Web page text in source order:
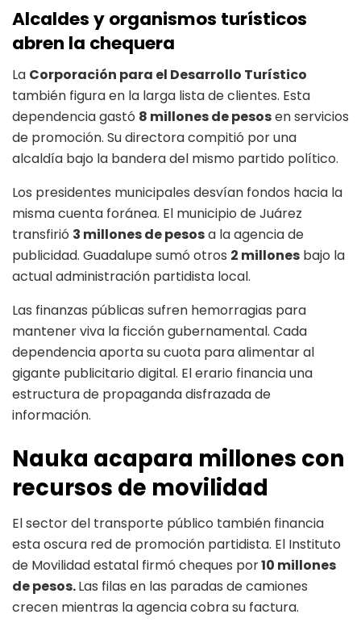
Alcaldes y organismos turísticos
abren la chequera
La Corporación para el Desarrollo Turístico
también figura en la larga lista de clientes. Esta
dependencia gastó 8 millones de pesosen servicios
de promoción. Su directora compitió por una
alcaldía bajo la bandera del mismo partido político.
Los presidentes municipales desvían fondos hacia la
misma cuenta foránea. El municipio de Juárez
transfirió 3 millones de pesosa la agencia de
publicidad. Guadalupe sumó otros 2 millones bajo la
actual administración partidista local.
Las finanzas públicas sufren hemorragias para
mantener viva la ficción gubernamental. Cada
dependencia aporta su cuota para alimentar al
gigante publicitario digital. El erario financia una
estructura de propaganda disfrazada de
información.
Nauka acapara millones con
recursos de movilidad
El sector del transporte público también financia
esta oscura red de promoción partidista. El Instituto
de Movilidad estatal firmó cheques por10 millones
de pesos.Las filas en las paradas de camiones
crecen mientras la agencia cobra su factura.